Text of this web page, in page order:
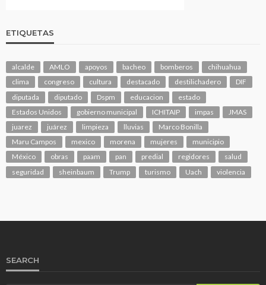
ETIQUETAS
alcalde AMLO apoyos bacheo bomberos
chihuahua
clima
congreso cultura destacado destilichadero
DIF
diputada
diputado Dspm educacion
estado
Estados Unidos
gobierno municipal ICHITAIP impas
JMAS
juarez
juárez limpieza lluvias
Marco Bonilla
Maru Campos
mexico morena mujeres
municipio
México
obras paam pan predial regidores
salud
seguridad
sheinbaum Trump turismo Uach violencia
SEARCH